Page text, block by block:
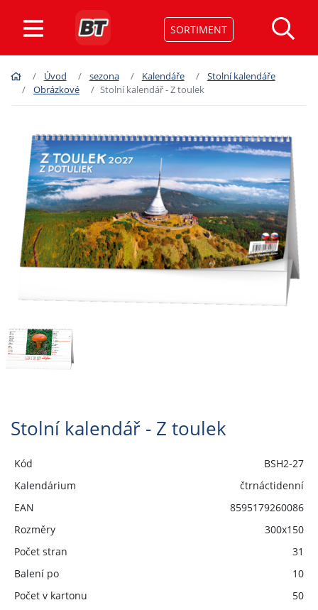
SORTIMENT
Úvod sezona Kalendáře
Stolní kalendáře
Obrázkové
Stolní kalendář - Z toulek
Stolní kalendář - Z toulek
Kód
BSH2-27
Kalendárium
čtrnáctidenní
EAN
8595179260086
Rozměry
300x150
Počet stran
31
Balení po
10
Počet v kartonu
50